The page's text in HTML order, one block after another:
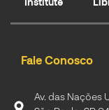
Fale Conosco
Av. das Nações